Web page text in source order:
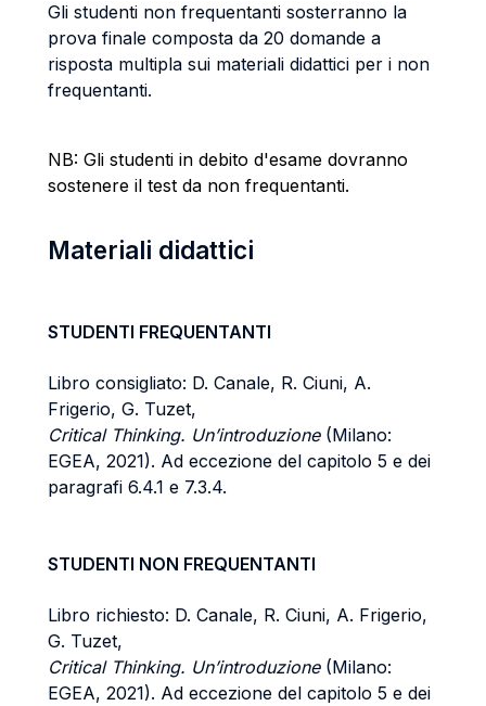
Gli studenti non frequentanti sosterranno la
prova finale composta da 20 domande a
risposta multipla sui materiali didattici per i non
frequentanti.
NB: Gli studenti in debito d'esame dovranno
sostenere il test da non frequentanti.
Materiali didattici
STUDENTI FREQUENTANTI
Libro consigliato: D. Canale, R. Ciuni, A.
Frigerio, G. Tuzet,
Critical Thinking. Un’introduzione(Milano:
EGEA, 2021). Ad eccezione del capitolo 5 e dei
paragrafi 6.4.1 e 7.3.4.
STUDENTI NON FREQUENTANTI
Libro richiesto: D. Canale, R. Ciuni, A. Frigerio,
G. Tuzet,
Critical Thinking. Un’introduzione(Milano:
EGEA, 2021). Ad eccezione del capitolo 5 e dei